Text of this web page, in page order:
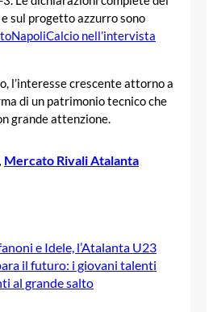
sul progetto azzurro sono
nell’intervista
l’interesse crescente attorno a
di un patrimonio tecnico che
grande attenzione.
Mercato Rivali Atalanta
e Idele, l’Atalanta U23
il futuro: i giovani talenti
al grande salto